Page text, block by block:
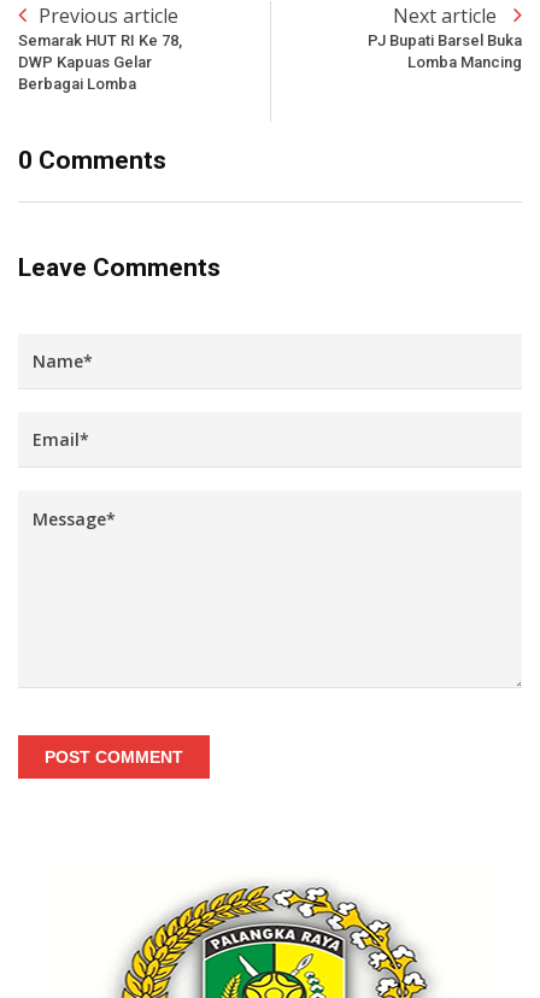
Previous article
Semarak HUT RI Ke 78,
DWP Kapuas Gelar
Berbagai Lomba
Next article
PJ Bupati Barsel Buka
Lomba Mancing
0 Comments
Leave Comments
POST COMMENT